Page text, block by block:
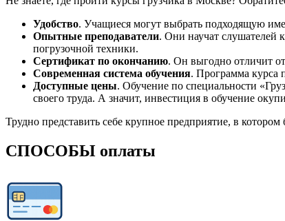
Удобство. Учащиеся могут выбрать подходящую
Опытные преподаватели. Они научат слушателей
погрузочной техники.
Сертификат по окончанию. Он выгодно отличит
Современная система обучения. Программа курса
Доступные цены. Обучение по специальности
своего труда. А значит, инвестиция в обучение
Трудно представить себе крупное предприятие, в
СПОСОБЫ оплаты